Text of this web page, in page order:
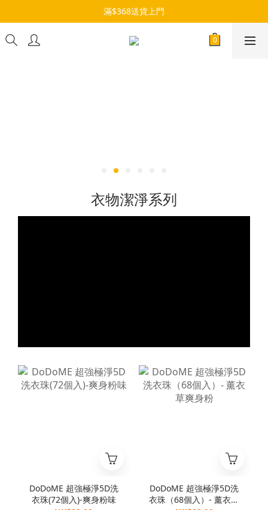
滿$368送貨上門
衣物潔淨系列
DoDoME 超強極淨5D洗
衣珠(72個入)-爽身粉味
DoDoME 超強極淨5D洗
衣珠（68個入）- 薰衣草